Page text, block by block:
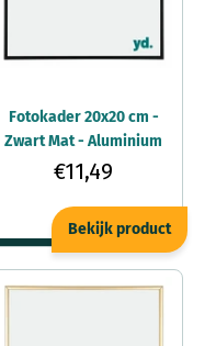
Fotokader 20x20 cm -
Zwart Mat - Aluminium
- Kent
€11,49
Bekijk product